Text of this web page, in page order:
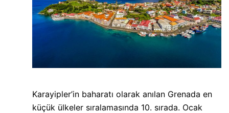
Karayipler’in baharatı olarak anılan Grenada en
küçük ülkeler sıralamasında 10. sırada. Ocak